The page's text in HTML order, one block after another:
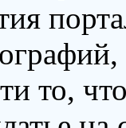
то,